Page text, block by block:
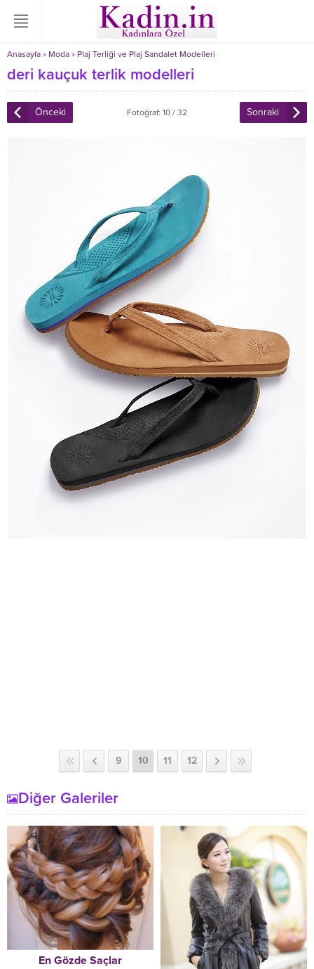
Anasayfa » Moda » Plaj Terliği ve Plaj Sandalet Modelleri
deri kauçuk terlik modelleri
Önceki Fotoğraf: 10 / 32 Sonraki
9 10 11 12
Diğer Galeriler
En Gözde Saçlar